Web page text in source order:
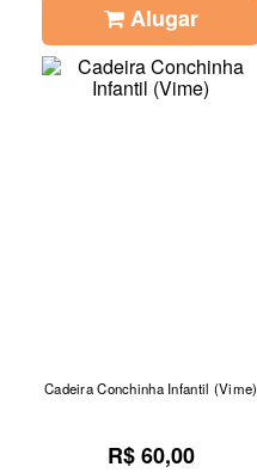
Alugar
Cadeira Conchinha Infantil (Vime)
R$ 60,00